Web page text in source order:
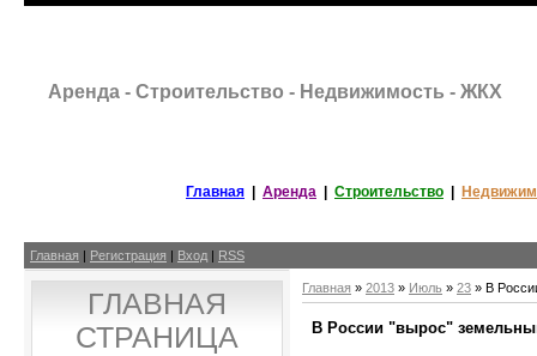
Аренда - Строительство - Недвижимость - ЖКХ
Главная Аренда Строительство
Главная Регистрация Вход RSS
ГЛАВНАЯ
СТРАНИЦА
Главная » 2013 » Июль » 23 » В
В России "вырос"